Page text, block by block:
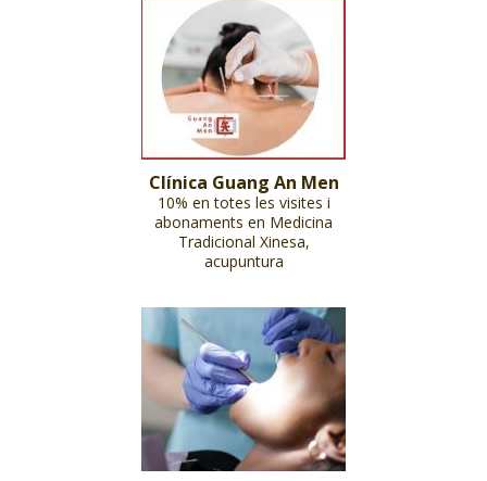
Clínica Guang An Men
10% en totes les visites i
abonaments en Medicina
Tradicional Xinesa,
acupuntura